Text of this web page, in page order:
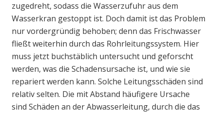
zugedreht, sodass die Wasserzufuhr aus dem
Wasserkran gestoppt ist. Doch damit ist das Problem
nur vordergründig behoben; denn das Frischwasser
fließt weiterhin durch das Rohrleitungssystem. Hier
muss jetzt buchstäblich untersucht und geforscht
werden, was die Schadensursache ist, und wie sie
repariert werden kann. Solche Leitungsschäden sind
relativ selten. Die mit Abstand häufigere Ursache
sind Schäden an der Abwasserleitung, durch die das